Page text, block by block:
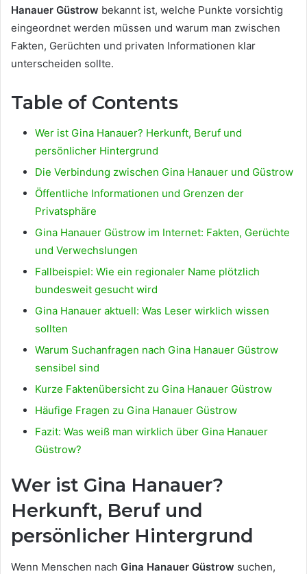
Hanauer Güstrow bekannt ist, welche Punkte vorsichtig
eingeordnet werden müssen und warum man zwischen
Fakten, Gerüchten und privaten Informationen klar
unterscheiden sollte.
Table of Contents
Wer ist Gina Hanauer? Herkunft, Beruf und
persönlicher Hintergrund
Die Verbindung zwischen Gina Hanauer und Güstrow
Öffentliche Informationen und Grenzen der
Privatsphäre
Gina Hanauer Güstrow im Internet: Fakten, Gerüchte
und Verwechslungen
Fallbeispiel: Wie ein regionaler Name plötzlich
bundesweit gesucht wird
Gina Hanauer aktuell: Was Leser wirklich wissen
sollten
Warum Suchanfragen nach Gina Hanauer Güstrow
sensibel sind
Kurze Faktenübersicht zu Gina Hanauer Güstrow
Häufige Fragen zu Gina Hanauer Güstrow
Fazit: Was weiß man wirklich über Gina Hanauer
Güstrow?
Wer ist Gina Hanauer?
Herkunft, Beruf und
persönlicher Hintergrund
Wenn Menschen nach Gina Hanauer Güstrow suchen,